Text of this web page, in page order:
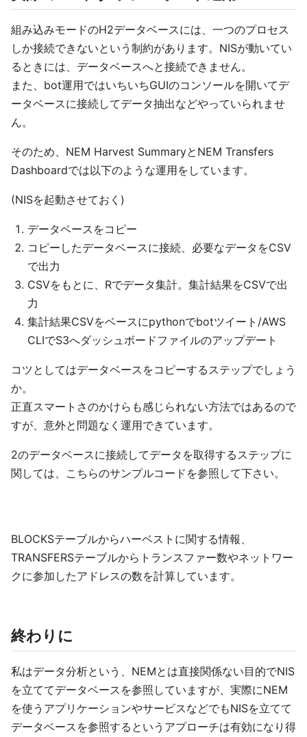
組み込みモードのH2データベースには、一つのプロセス
しか接続できないという制約があります。NISが動いてい
るときには、データベースへと接続できません。
また、bot運用ではいちいちGUIのコンソールを開いてデ
ータベースに接続してデータ抽出などやっていられませ
ん。
そのため、NEM Harvest SummaryとNEM Transfers
Dashboardでは以下のような運用をしています。
(NISを起動させておく)
データベースをコピー
コピーしたデータベースに接続、必要なデータをCSV
で出力
CSVをもとに、Rでデータ集計。集計結果をCSVで出
力
集計結果CSVをベースにpythonでbotツイート/AWS
CLIでS3へダッシュボードファイルのアップデート
コツとしてはデータベースをコピーするステップでしょう
か。
正直スマートさのかけらも感じられない方法ではあるので
すが、意外と問題なく運用できています。
2のデータベースに接続してデータを取得するステップに
関しては、こちらのサンプルコードを参照して下さい。
BLOCKSテーブルからハーベストに関する情報、
TRANSFERSテーブルからトランスファー数やネットワー
クに参加したアドレスの数を計算しています。
終わりに
私はデータ分析という、NEMとは直接関係ない目的でNIS
を立ててデータベースを参照していますが、実際にNEM
を使うアプリケーションやサービスなどでもNISを立てて
データベースを参照するというアプローチは有効になり得